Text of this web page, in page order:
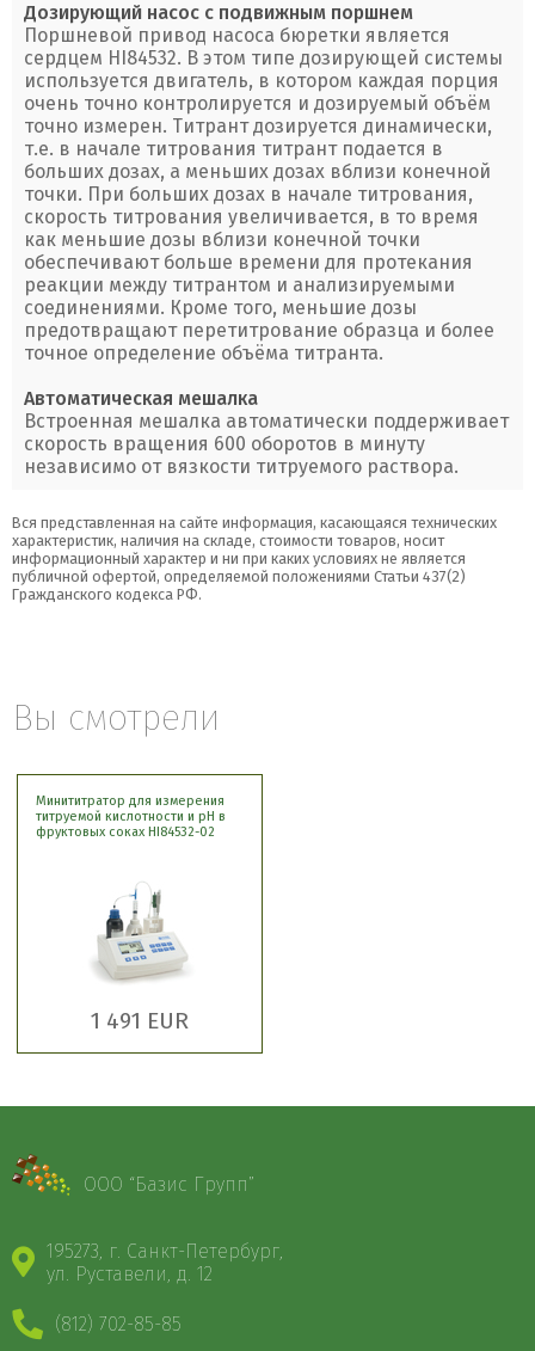
Дозирующий насос с подвижным поршнем
Поршневой привод насоса бюретки является
сердцем HI84532. В этом типе дозирующей системы
используется двигатель, в котором каждая порция
очень точно контролируется и дозируемый объём
точно измерен. Титрант дозируется динамически,
т.е. в начале титрования титрант подается в
больших дозах, а меньших дозах вблизи конечной
точки. При больших дозах в начале титрования,
скорость титрования увеличивается, в то время
как меньшие дозы вблизи конечной точки
обеспечивают больше времени для протекания
реакции между титрантом и анализируемыми
соединениями. Кроме того, меньшие дозы
предотвращают перетитрование образца и более
точное определение объёма титранта.
Автоматическая мешалка
Встроенная мешалка автоматически поддерживает
скорость вращения 600 оборотов в минуту
независимо от вязкости титруемого раствора.
Вся представленная на сайте информация, касающаяся технических
характеристик, наличия на складе, стоимости товаров, носит
информационный характер и ни при каких условиях не является
публичной офертой, определяемой положениями Статьи 437(2)
Гражданского кодекса РФ.
Вы смотрели
Минититратор для измерения
титруемой кислотности и рН в
фруктовых соках HI84532-02
1 491 EUR
ООО “Базис Групп”
195273, г. Санкт-Петербург,
ул. Руставели, д. 12
(812) 702-85-85